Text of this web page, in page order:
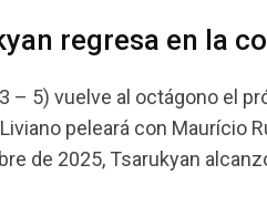
regresa en la
– 5) vuelve al octágono el
peleará con Maurício
de 2025, Tsarukyan